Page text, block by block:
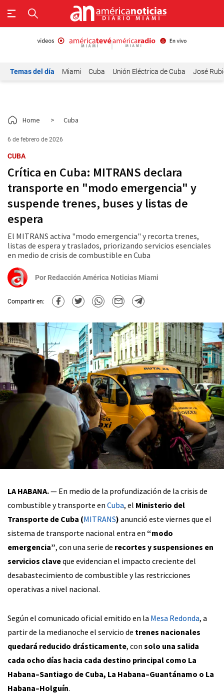
Temas del día Miami Cuba Unión Eléctrica de Cuba José
Home > Cuba
6 de febrero de 2026
CUBA
Crítica en Cuba: MITRANS declara
transporte en "modo emergencia" y
suspende trenes, buses y listas de
espera
El MITRANS activa "modo emergencia" y recorta trenes,
listas de espera y traslados, priorizando servicios esenciales
en medio de crisis de combustible en Cuba
Por Redacción América Noticias Miami
Compartir en:
LA HABANA.— En medio de la profundización de la crisis de
combustible y transporte en Cuba, el Ministerio del
Transporte de Cuba (MITRANS) anunció este viernes que el
sistema de transporte nacional entra en “modo
emergencia”, con una serie de recortes y suspensiones en
servicios claveque evidencian el impacto creciente del
desabastecimiento de combustible y las restricciones
operativas a nivel nacional.
Según el comunicado oficial emitido en la Mesa Redonda, a
partir de la medianoche el servicio de trenes nacionales
quedará reducido drásticamente, con solo una salida
cada ocho días hacia cada destino principal como La
Habana–Santiago de Cuba, La Habana–Guantánamo o La
Habana–Holguín.